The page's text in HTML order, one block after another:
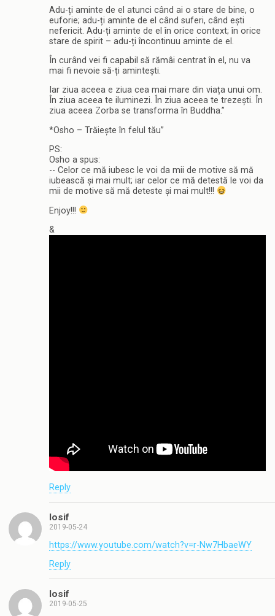
Adu-ți aminte de el atunci când ai o stare de bine, o
euforie; adu-ți aminte de el când suferi, când ești
nefericit. Adu-ți aminte de el în orice context; în orice
stare de spirit – adu-ți încontinuu aminte de el.
În curând vei fi capabil să rămâi centrat în el, nu va
mai fi nevoie să-ți amintești.
Iar ziua aceea e ziua cea mai mare din viața unui om.
În ziua aceea te iluminezi. În ziua aceea te trezești. În
ziua aceea Zorba se transforma în Buddha.”
*Osho – Trăiește în felul tău”
PS:
Osho a spus:
-- Celor ce mă iubesc le voi da mii de motive să mă
iubească și mai mult; iar celor ce mă detestă le voi da
mii de motive să mă deteste și mai mult!!!
Enjoy!!!
&
Reply
Iosif
2019-05-24
https://www.youtube.com/watch?v=r-Nw7HbaeWY
Reply
Iosif
2019-05-25